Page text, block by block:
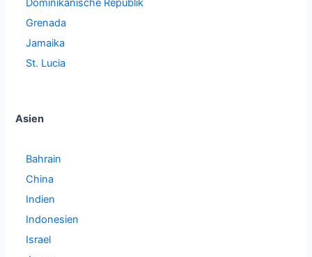
Grenada
Jamaika
St. Lucia
Asien
Bahrain
China
Indien
Indonesien
Israel